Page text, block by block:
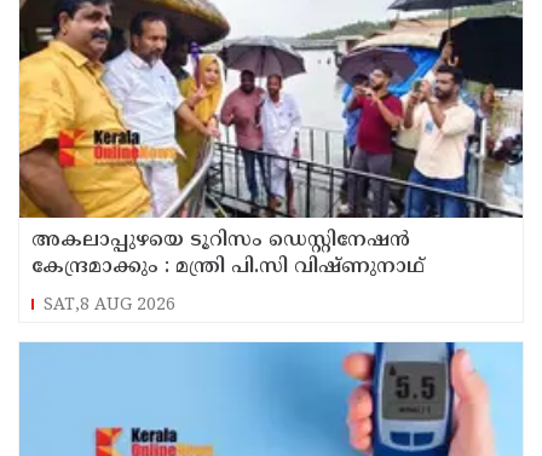
അകലാപ്പുഴയെ ടൂറിസം ഡെസ്റ്റിനേഷന്‍
കേന്ദ്രമാക്കും : മന്ത്രി പി.സി വിഷ്ണുനാഥ്
SAT,8 AUG 2026